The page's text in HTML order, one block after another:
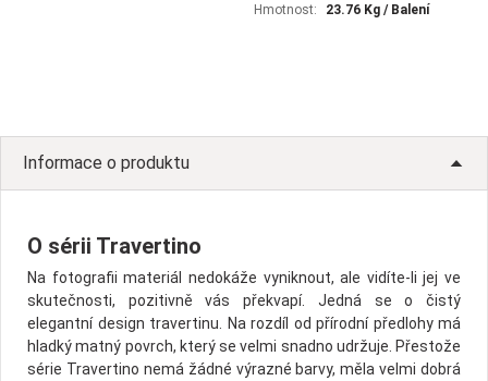
Hmotnost: 23.76 Kg / Balení
Informace o produktu
O sérii Travertino
Na fotografii materiál nedokáže vyniknout, ale vidíte-li jej ve
skutečnosti, pozitivně vás překvapí. Jedná se o čistý
elegantní design travertinu. Na rozdíl od přírodní předlohy má
hladký matný povrch, který se velmi snadno udržuje. Přestože
série Travertino nemá žádné výrazné barvy, měla velmi dobrá